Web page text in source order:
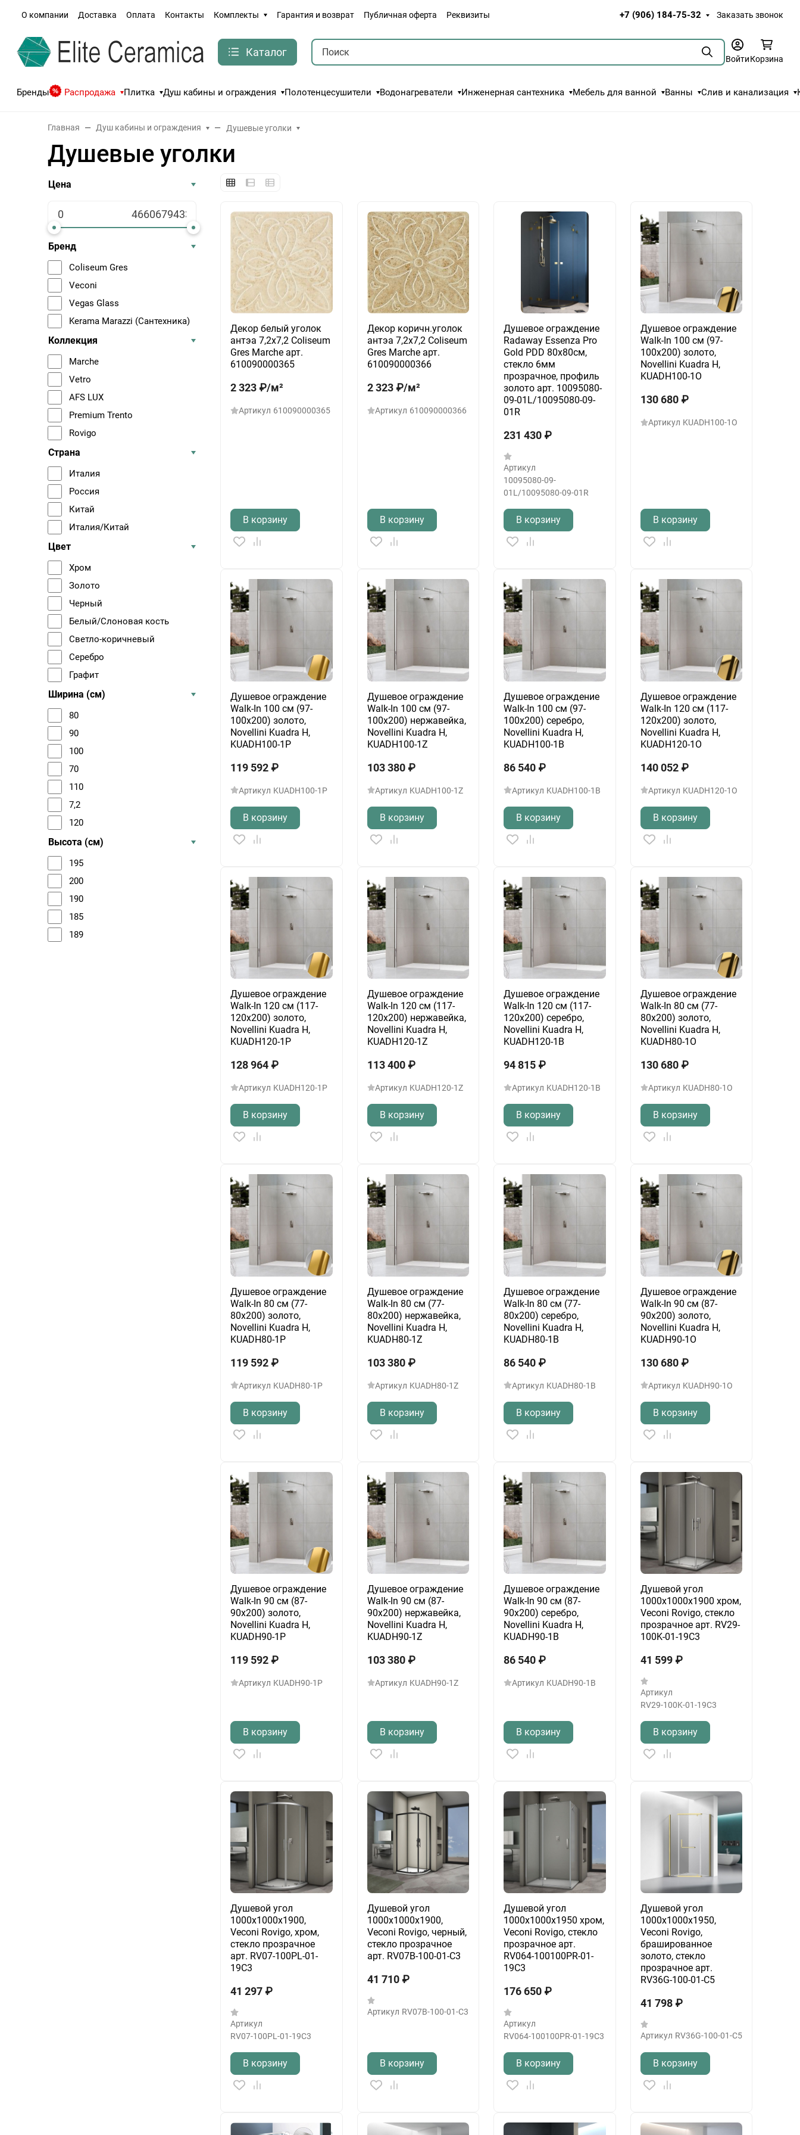
О компании Доставка Оплата Контакты Комплекты Гарантия и возврат Публичная оферта Реквизиты +7 (906) 184-75-32 Заказать звонок
Каталог ПоискВойтиКорзина
Бренды Распродажа Плитка Душ кабины и ограждения Полотенцесушители Водонагреватели Инженерная сантехника Мебель для ванной Ванны Слив и канализация
Главная Душ кабины и ограждения Душевые уголки
Душевые уголки
Цена
Бренд
Coliseum Gres
Veconi
Vegas Glass
Kerama Marazzi (Сантехника)
Коллекция
Marche
Vetro
AFS LUX
Premium Trento
Rovigo
Страна
Италия
Россия
Китай
Италия/Китай
Цвет
Хром
Золото
Черный
Белый/Слоновая кость
Светло-коричневый
Серебро
Графит
Алюминий
Ширина (см)
80
90
100
70
110
7,2
120
Высота (см)
195
200
190
185
189
Декор белый уголок
антэа 7,2x7,2 Coliseum
Gres Marche арт.
610090000365
2 323 ₽/м²
Артикул 610090000365
В корзину
Декор коричн.уголок
антэа 7,2x7,2 Coliseum
Gres Marche арт.
610090000366
2 323 ₽/м²
Артикул 610090000366
В корзину
Душевое ограждение
Radaway Essenza Pro
Gold PDD 80х80см,
стекло 6мм
прозрачное, профиль
золото арт. 10095080-
09-01L/10095080-09-
01R
231 430 ₽
Артикул
10095080-09-
01L/10095080-09-01R
В корзину
Душевое ограждение
Walk-In 100 см (97-
100х200) золото,
Novellini Kuadra H,
KUADH100-1O
130 680 ₽
Артикул KUADH100-1O
В корзину
Душевое ограждение
Walk-In 100 см (97-
100х200) золото,
Novellini Kuadra H,
KUADH100-1P
119 592 ₽
Артикул KUADH100-1P
В корзину
Душевое ограждение
Walk-In 100 см (97-
100х200) нержавейка,
Novellini Kuadra H,
KUADH100-1Z
103 380 ₽
Артикул KUADH100-1Z
В корзину
Душевое ограждение
Walk-In 100 см (97-
100х200) серебро,
Novellini Kuadra H,
KUADH100-1B
86 540 ₽
Артикул KUADH100-1B
В корзину
Душевое ограждение
Walk-In 120 см (117-
120х200) золото,
Novellini Kuadra H,
KUADH120-1O
140 052 ₽
Артикул KUADH120-1O
В корзину
Душевое ограждение
Walk-In 120 см (117-
120х200) золото,
Novellini Kuadra H,
KUADH120-1P
128 964 ₽
Артикул KUADH120-1P
В корзину
Душевое ограждение
Walk-In 120 см (117-
120х200) нержавейка,
Novellini Kuadra H,
KUADH120-1Z
113 400 ₽
Артикул KUADH120-1Z
В корзину
Душевое ограждение
Walk-In 120 см (117-
120х200) серебро,
Novellini Kuadra H,
KUADH120-1B
94 815 ₽
Артикул KUADH120-1B
В корзину
Душевое ограждение
Walk-In 80 см (77-
80х200) золото,
Novellini Kuadra H,
KUADH80-1O
130 680 ₽
Артикул KUADH80-1O
В корзину
Душевое ограждение
Walk-In 80 см (77-
80х200) золото,
Novellini Kuadra H,
KUADH80-1P
119 592 ₽
Артикул KUADH80-1P
В корзину
Душевое ограждение
Walk-In 80 см (77-
80х200) нержавейка,
Novellini Kuadra H,
KUADH80-1Z
103 380 ₽
Артикул KUADH80-1Z
В корзину
Душевое ограждение
Walk-In 80 см (77-
80х200) серебро,
Novellini Kuadra H,
KUADH80-1B
86 540 ₽
Артикул KUADH80-1B
В корзину
Душевое ограждение
Walk-In 90 см (87-
90х200) золото,
Novellini Kuadra H,
KUADH90-1O
130 680 ₽
Артикул KUADH90-1O
В корзину
Душевое ограждение
Walk-In 90 см (87-
90х200) золото,
Novellini Kuadra H,
KUADH90-1P
119 592 ₽
Артикул KUADH90-1P
В корзину
Душевое ограждение
Walk-In 90 см (87-
90х200) нержавейка,
Novellini Kuadra H,
KUADH90-1Z
103 380 ₽
Артикул KUADH90-1Z
В корзину
Душевое ограждение
Walk-In 90 см (87-
90х200) серебро,
Novellini Kuadra H,
KUADH90-1B
86 540 ₽
Артикул KUADH90-1B
В корзину
Душевой угол
1000x1000x1900 хром,
Veconi Rovigo, стекло
прозрачное арт. RV29-
100K-01-19C3
41 599 ₽
Артикул
RV29-100K-01-19C3
В корзину
Душевой угол
1000x1000x1900,
Veconi Rovigo, хром,
стекло прозрачное
арт. RV07-100PL-01-
19C3
41 297 ₽
Артикул
RV07-100PL-01-19C3
В корзину
Душевой угол
1000x1000x1900,
Veconi Rovigo, черный,
стекло прозрачное
арт. RV07B-100-01-C3
41 710 ₽
Артикул RV07B-100-01-C3
В корзину
Душевой угол
1000x1000x1950 хром,
Veconi Rovigo, стекло
прозрачное арт.
RV064-100100PR-01-
19C3
176 650 ₽
Артикул
RV064-100100PR-01-19C3
В корзину
Душевой угол
1000x1000x1950,
Veconi Rovigo,
брашированное
золото, стекло
прозрачное арт.
RV36G-100-01-C5
41 798 ₽
Артикул RV36G-100-01-C5
В корзину